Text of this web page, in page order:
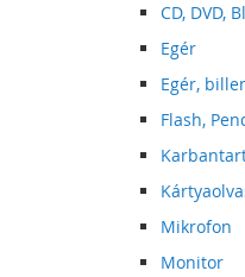
CD, DVD,
Egér
Egér,
Flash,
Mikrofon
Monitor